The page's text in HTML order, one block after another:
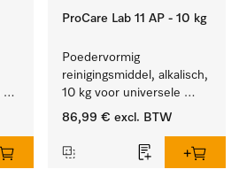
ProCare Lab 11 AP - 10 kg
Poedervormig
reinigingsmiddel, alkalisch,
10 kg voor universele
machinale reiniging van
gerei.
86,99 € excl. BTW